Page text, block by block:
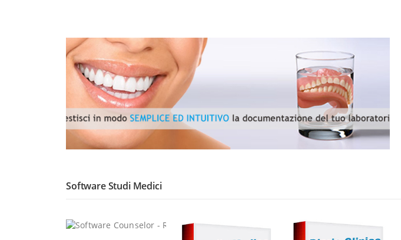
Software Studi Medici